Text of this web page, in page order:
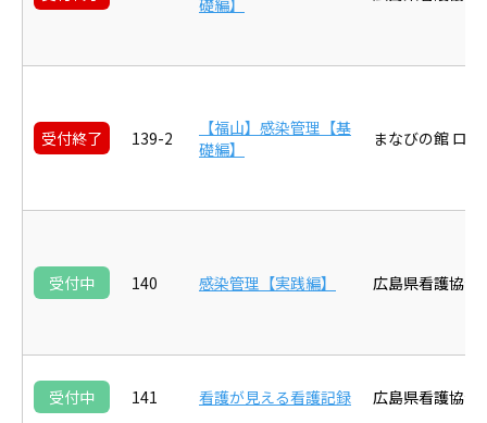
礎編】
受付終了 139-2
【福山】感染管理【基
礎編】
まなびの館 ロ
受付中 140 感染管理【実践編】 広島県看護協会
受付中 141 看護が見える看護記録 広島県看護協会